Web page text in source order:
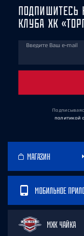
ПОДПИШИТЕСЬ
КЛУБА ХК
Введите Ваш e-mail
политикой
МАГАЗИН
МОБИЛЬНОЕ
МХК ЧАЙКА